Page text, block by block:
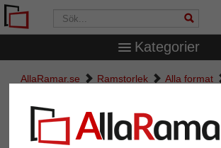
Kategorier
AllaRamar.se Ramstorlek Alla format
Barockram Versailles